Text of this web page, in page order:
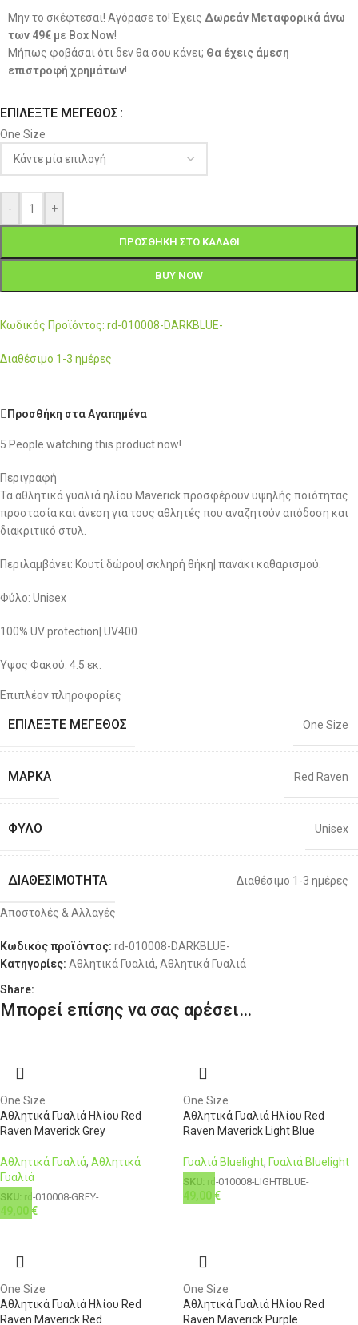
Μην το σκέφτεσαι! Αγόρασε το! Έχεις Δωρεάν Μεταφορικά άνω
των 49€ με Box Now!
Μήπως φοβάσαι ότι δεν θα σου κάνει; Θα έχεις άμεση
επιστροφή χρημάτων!
ΕΠΙΛΈΞΤΕ ΜΈΓΕΘΟΣ
One Size
- +
ΠΡΟΣΘΉΚΗ ΣΤΟ ΚΑΛΆΘΙ
BUY NOW
Κωδικός Προϊόντος: rd-010008-DARKBLUE-
Διαθέσιμο 1-3 ημέρες
Προσθήκη στα Αγαπημένα
5 People watching this product now!
Περιγραφή
Τα αθλητικά γυαλιά ηλίου Maverick προσφέρουν υψηλής ποιότητας
προστασία και άνεση για τους αθλητές που αναζητούν απόδοση και
διακριτικό στυλ.
Περιλαμβάνει: Κουτί δώρου| σκληρή θήκη| πανάκι καθαρισμού.
Φύλο: Unisex
100% UV protection| UV400
Ύψος Φακού: 4.5 εκ.
Eμπρόσθιο Μήκος: 14.3 εκ.
Μήκος Βραχίονα: 14 εκ.
Επιπλέον πληροφορίες
ΕΠΙΛΈΞΤΕ ΜΈΓΕΘΟΣ One Size
ΜΆΡΚΑ Red Raven
ΦΎΛΟ Unisex
ΔΙΑΘΕΣΙΜΌΤΗΤΑ Διαθέσιμο 1-3 ημέρες
Αποστολές & Αλλαγές
Κωδικός προϊόντος: rd-010008-DARKBLUE-
Κατηγορίες: Αθλητικά Γυαλιά, Αθλητικά Γυαλιά
Share:
Μπορεί επίσης να σας αρέσει…
One Size
Αθλητικά Γυαλιά Ηλίου Red
Raven Maverick Grey
Αθλητικά Γυαλιά, Αθλητικά
Γυαλιά
SKU: rd-010008-GREY-
49,00 €
One Size
Αθλητικά Γυαλιά Ηλίου Red
Raven Maverick Light Blue
Γυαλιά Bluelight, Γυαλιά Bluelight
SKU: rd-010008-LIGHTBLUE-
49,00 €
One Size
Αθλητικά Γυαλιά Ηλίου Red
Raven Maverick Red
One Size
Αθλητικά Γυαλιά Ηλίου Red
Raven Maverick Purple